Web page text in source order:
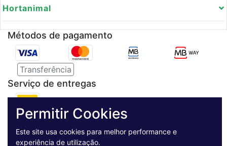
Hortanimal
Métodos de pagamento
Transferência
Serviço de entregas
Pagamento Seguro
Permitir Cookies
Este site usa cookies para melhor performance e
experiência de utilização.